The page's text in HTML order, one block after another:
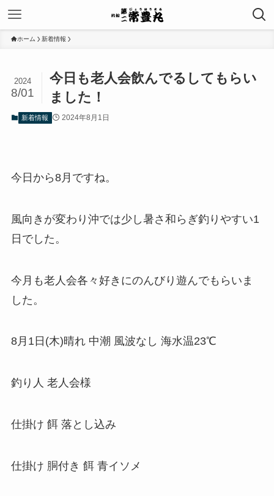
ホーム 新着情報
今日も老人会飲んでるしてもらい
ました！
2024
8/01
新着情報 2024年8月1日
今日から8月ですね。
風向きが変わり沖では少し暑さ和らぎ釣りやすい1
日でした。
今月も老人会各々好きにのんびり遊んでもらいま
した。
8月1日(木)晴れ 中潮 風波なし 海水温23℃
釣り人 老人会様
仕掛け 餌 落とし込み
仕掛け 胴付き 餌 青イソメ